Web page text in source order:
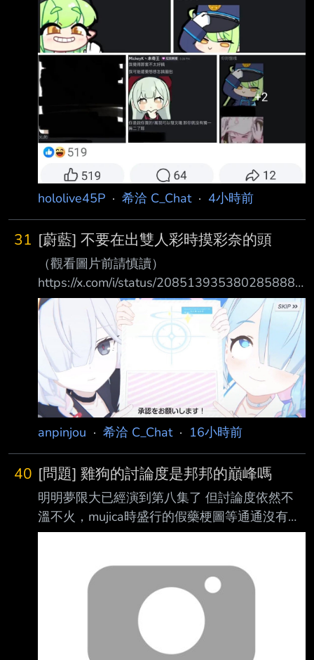
hololive45P · 希洽 C_Chat· 4小時前
31 [蔚藍] 不要在出雙人彩時摸彩奈的頭
（觀看圖片前請慎讀）
https://x.com/i/status/2085139353802858882
アロナちゃんで遊ぶ どうやら左右にしか動か
ない模様 雙人模式時 如果摸彩奈的頭 她的眼睛
會被你摸掉 https://i.imgur.com/CYJeRUE.gif
https://i.imgur.com/0SyKuDJ.gif 哎 嚇哭了 --
https://i.imgur.com/soEN19U.jpeg --
anpinjou · 希洽 C_Chat· 16小時前
40 [問題] 雞狗的討論度是邦邦的巔峰嗎
明明夢限大已經演到第八集了 但討論度依然不
溫不火，mujica時盛行的假藥梗圖等通通沒有復
刻的跡象 在mygo前邦邦也只能算是大家有聽過
洗版聯 各種公眾單位都會帶點梗過去，甚至
Xpark的企鵝還被網友投票取名為Tomorin可見
影響之大 雞狗討論度或者說人氣算是邦邦的巔
峰嗎，為什麼接下來的夢限大沒能繼續延續下去
雞狗人 氣呢 --